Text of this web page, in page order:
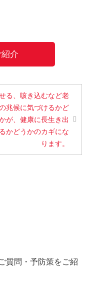
介
る、咳き込むなど老
兆候に気づけるかど
が、健康に長生き出
かどうかのカギにな
ります。
質問・予防策をご紹